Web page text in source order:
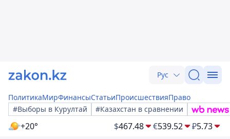
Рус
ПолитикаМирФинансыСтатьиПроисшествияПраво
#Выборы в Курултай
#Казахстан в сравнении
+20° $467.48 €539.52 ₽5.73